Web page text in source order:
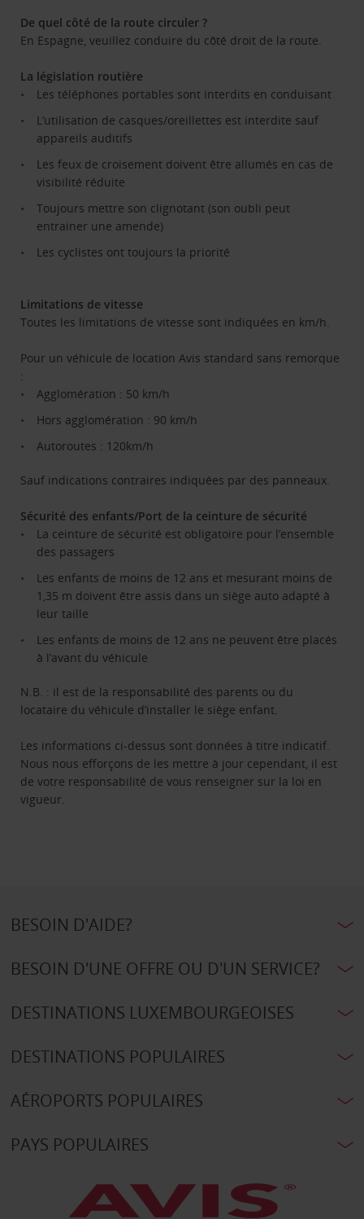
De quel côté de la route circuler ?
En Espagne, veuillez conduire du côté droit de la route.
La législation routière
Les téléphones portables sont interdits en conduisant
L’utilisation de casques/oreillettes est interdite sauf
appareils auditifs
Les feux de croisement doivent être allumés en cas de
visibilité réduite
Toujours mettre son clignotant (son oubli peut
entrainer une amende)
Les cyclistes ont toujours la priorité
Limitations de vitesse
Toutes les limitations de vitesse sont indiquées en km/h.
Pour un véhicule de location Avis standard sans remorque
:
Agglomération : 50 km/h
Hors agglomération : 90 km/h
Autoroutes : 120km/h
Sauf indications contraires indiquées par des panneaux.
Sécurité des enfants/Port de la ceinture de sécurité
La ceinture de sécurité est obligatoire pour l’ensemble
des passagers
Les enfants de moins de 12 ans et mesurant moins de
1,35 m doivent être assis dans un siège auto adapté à
leur taille
Les enfants de moins de 12 ans ne peuvent être placés
à l’avant du véhicule
N.B. : il est de la responsabilité des parents ou du
locataire du véhicule d’installer le siège enfant.
Les informations ci-dessus sont données à titre indicatif.
Nous nous efforçons de les mettre à jour cependant, il est
de votre responsabilité de vous renseigner sur la loi en
vigueur.
BESOIN D'AIDE?
BESOIN D'UNE OFFRE OU D'UN SERVICE?
DESTINATIONS LUXEMBOURGEOISES
DESTINATIONS POPULAIRES
AÉROPORTS POPULAIRES
PAYS POPULAIRES